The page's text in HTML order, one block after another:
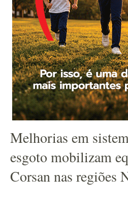
Melhorias em
esgoto mobilizam
Corsan nas regiões